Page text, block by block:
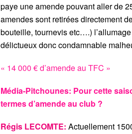
paye une amende pouvant aller de
amendes sont retirées directement
bouteille, tournevis etc….)
délictueux donc condamnable
« 14 000 € d’amende au TFC »
Média-Pitchounes: Pour cette
termes d’amende au club ?
Régis LECOMTE: Actuellement